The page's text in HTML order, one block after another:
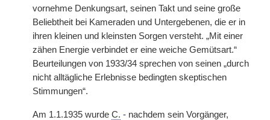
vornehme Denkungsart, seinen Takt und seine große
Beliebtheit bei Kameraden und Untergebenen, die er in
ihren kleinen und kleinsten Sorgen versteht. „Mit einer
zähen Energie verbindet er eine weiche Gemütsart.“
Beurteilungen von 1933/34 sprechen von seinen „durch
nicht alltägliche Erlebnisse bedingten skeptischen
Stimmungen“.
Am 1.1.1935 wurde C. - nachdem sein Vorgänger,